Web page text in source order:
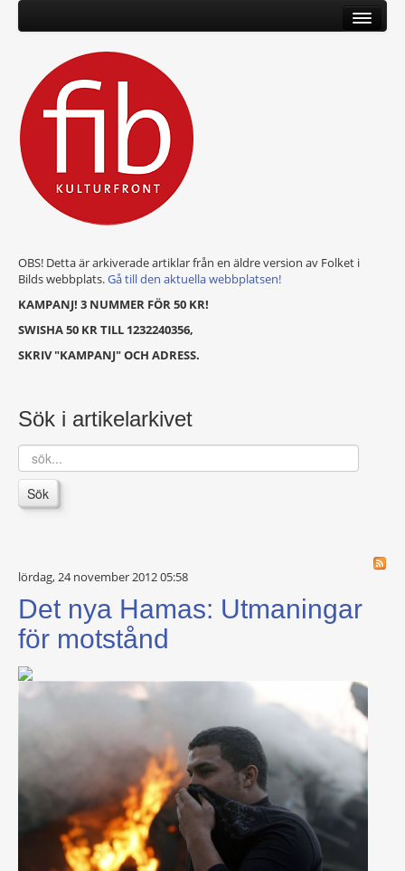
OBS! Detta är arkiverade artiklar från en äldre version av Folket i
Bilds webbplats.Gå till den aktuella webbplatsen!
KAMPANJ! 3 NUMMER FÖR 50 KR!
SWISHA 50 KR TILL 1232240356,
SKRIV "KAMPANJ" OCH ADRESS.
Sök i artikelarkivet
sök...
Sök
lördag, 24 november 2012 05:58
Det nya Hamas: Utmaningar
för motstånd